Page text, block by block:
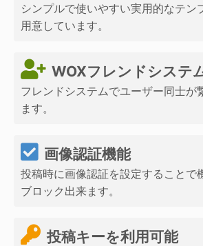
シンプルで使いやすい実用的なテン
用意しています。
WOXフレンドシステ
フレンドシステムでユーザー同士が
ます。
画像認証機能
投稿時に画像認証を設定することで
ブロック出来ます。
投稿キーを利用可能